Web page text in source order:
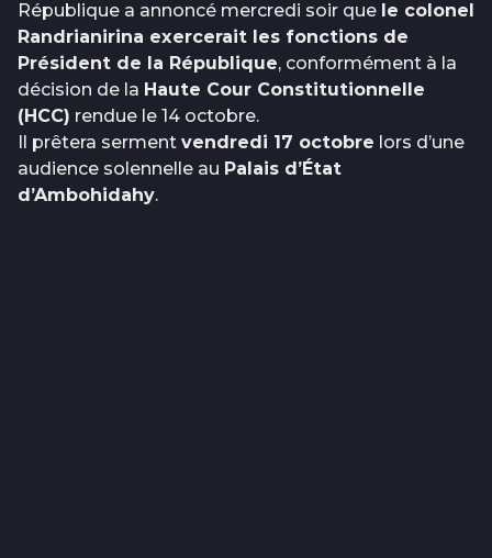
République a annoncé mercredi soir que le colonel
Randrianirina exercerait les fonctions de
Président de la République, conformément à la
décision de la Haute Cour Constitutionnelle
(HCC) rendue le 14 octobre.
Il prêtera serment vendredi 17 octobre lors d’une
audience solennelle au Palais d’État
d’Ambohidahy.